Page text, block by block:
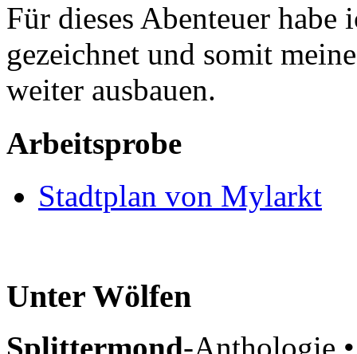
Für dieses Abenteuer
gezeichnet und somit
weiter ausbauen.
Arbeitsprobe
Stadtplan von Mylarkt
Unter Wölfen